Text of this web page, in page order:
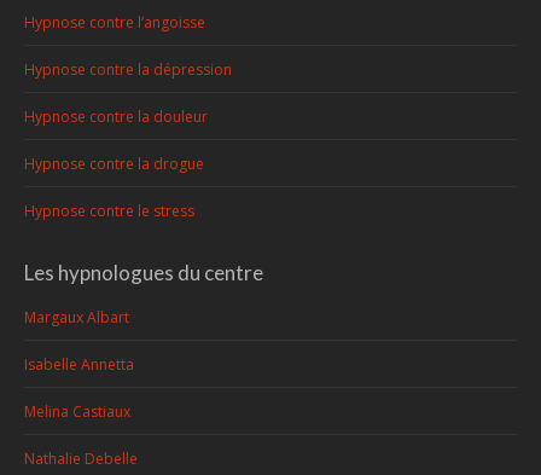
Hypnose contre l’angoisse
Hypnose contre la dépression
Hypnose contre la douleur
Hypnose contre la drogue
Hypnose contre le stress
Les hypnologues du centre
Margaux Albart
Isabelle Annetta
Melina Castiaux
Nathalie Debelle